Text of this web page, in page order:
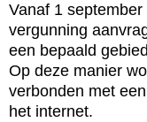
Vanaf 1
vergunning
een bepaald
Op deze manier
verbonden met
het internet.